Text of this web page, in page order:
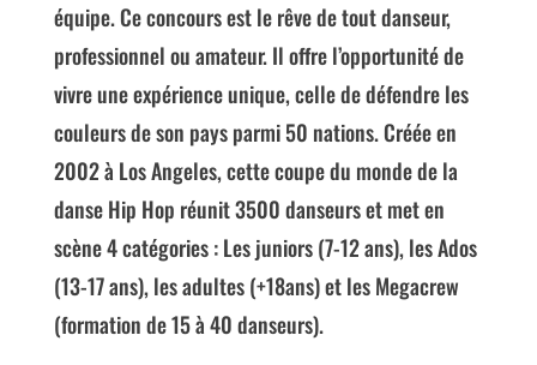
équipe. Ce concours est le rêve de tout danseur,
professionnel ou amateur. Il offre l’opportunité de
vivre une expérience unique, celle de défendre les
couleurs de son pays parmi 50 nations. Créée en
2002 à Los Angeles, cette coupe du monde de la
danse Hip Hop réunit 3500 danseurs et met en
scène 4 catégories : Les juniors (7-12 ans), les Ados
(13-17 ans), les adultes (+18ans) et les Megacrew
(formation de 15 à 40 danseurs).